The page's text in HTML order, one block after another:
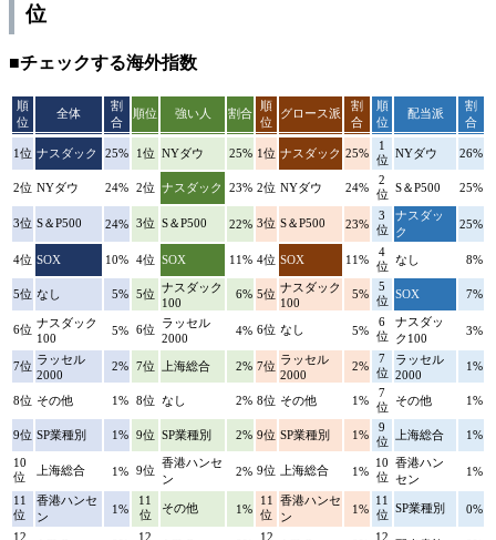
位
■チェックする海外指数
順
位
全体
割
合
順位 強い人 割合
順
位
グロース派
割
合
順
位
配当派
割
合
1位 ナスダック 25% 1位 NYダウ 25% 1位 ナスダック 25%
1
位 NYダウ 26%
2位 NYダウ 24% 2位 ナスダック 23% 2位 NYダウ 24%
2
位 S＆P500 25%
3位 S＆P500 24% 3位 S＆P500 22% 3位 S＆P500 23%
3
位
ナスダッ
ク
25%
4位 SOX 10% 4位 SOX 11% 4位 SOX 11%
4
位 なし 8%
5位 なし 5% 5位 ナスダック
100
6% 5位 ナスダック
100
5%
5
位 SOX 7%
6位 ナスダック
100
5% 6位
ラッセル
2000
4% 6位 なし 5%
6
位
ナスダッ
ク100
3%
7位 ラッセル
2000
2% 7位 上海総合 2% 7位 ラッセル
2000
2%
7
位
ラッセル
2000
1%
8位 その他 1% 8位 なし 2% 8位 その他 1%
7
位
その他 1%
9位 SP業種別 1% 9位 SP業種別 2% 9位 SP業種別 1%
9
位
上海総合 1%
10
位
上海総合 1% 9位
香港ハンセ
ン
2% 9位 上海総合 1%
10
位
香港ハン
セン
1%
11
位
香港ハンセ
ン
1%
11
位
その他 1%
11
位
香港ハンセ
ン
1%
11
位 SP業種別 0%
12
12
12
12